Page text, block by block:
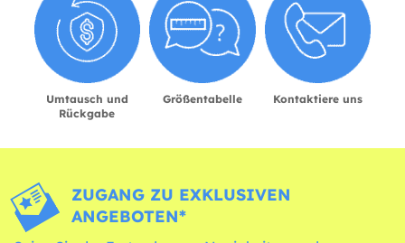
Umtausch und
Rückgabe
Größentabelle Kontaktiere uns
ZUGANG ZU EXKLUSIVEN
ANGEBOTEN*